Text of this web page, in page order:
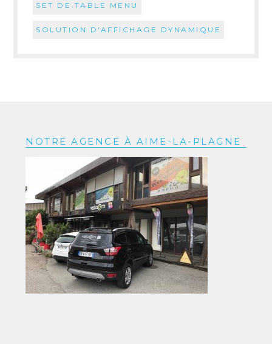
SET DE TABLE MENU
SOLUTION D'AFFICHAGE DYNAMIQUE
NOTRE AGENCE À AIME-LA-PLAGNE